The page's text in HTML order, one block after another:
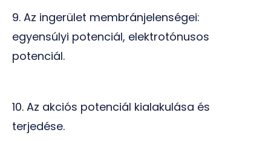
9. Az ingerület membránjelenségei:
egyensúlyi potenciál, elektrotónusos
potenciál.
10. Az akciós potenciál kialakulása és
terjedése.